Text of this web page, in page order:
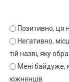
Позитивно, ця
Негативно,
тій назві, яку
Мені байдуже,
южненців